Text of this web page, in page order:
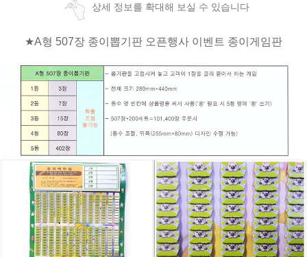
상세 정보를 확대해 보실 수 있습니다
★A형 507장 종이뽑기판 오픈행사 이벤트 종이게임판